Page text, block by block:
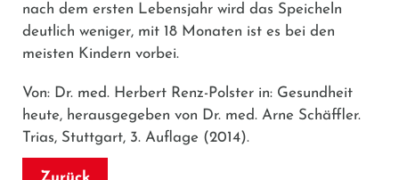
nach dem ersten Lebensjahr wird das Speicheln
deutlich weniger, mit 18 Monaten ist es bei den
meisten Kindern vorbei.
Von: Dr. med. Herbert Renz-Polster in: Gesundheit
heute, herausgegeben von Dr. med. Arne Schäffler.
Trias, Stuttgart, 3. Auflage (2014).